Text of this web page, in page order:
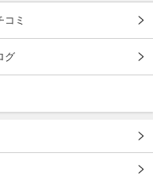
コミ
グ